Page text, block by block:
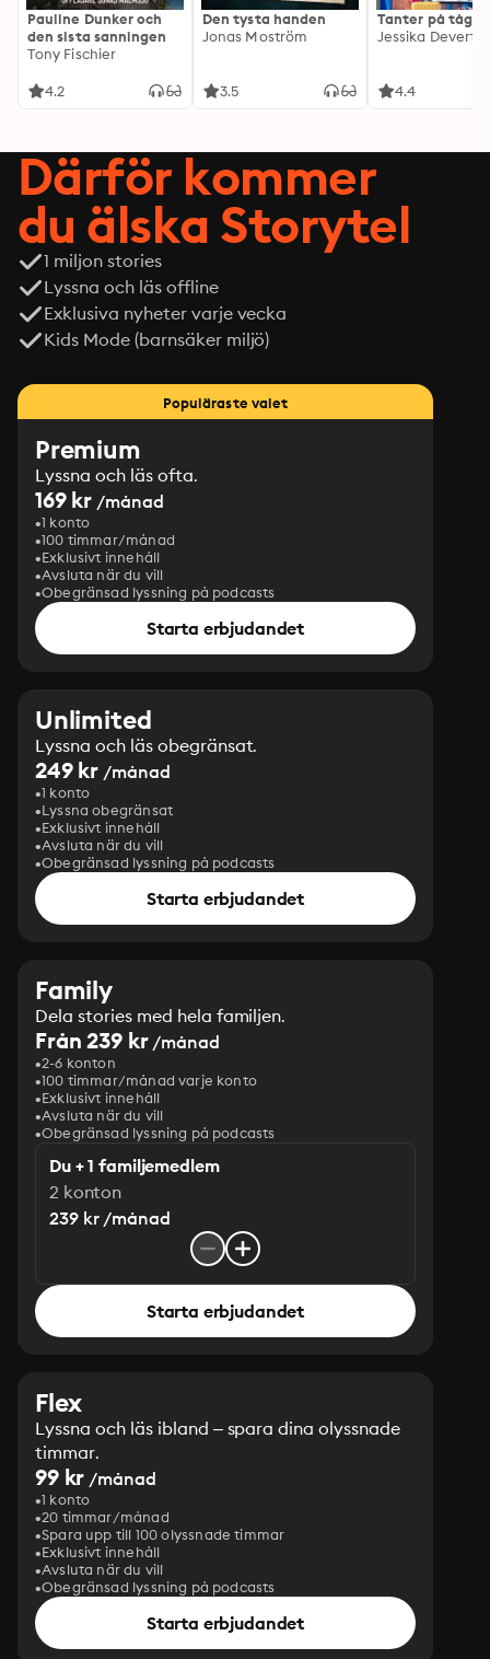
Pauline Dunker och
den sista sanningen
Tony Fischier
4.2
Den tysta handen
Jonas Moström
3.5
Tanter på tåg
Jessika Devert
4.4
Därför kommer
du älska Storytel
1 miljon stories
Lyssna och läs offline
Exklusiva nyheter varje vecka
Kids Mode (barnsäker miljö)
Populäraste valet
Premium
Lyssna och läs ofta.
169 kr /månad
1 konto
100 timmar/månad
Exklusivt innehåll
Avsluta när du vill
Obegränsad lyssning på podcasts
Starta erbjudandet
Unlimited
Lyssna och läs obegränsat.
249 kr /månad
1 konto
Lyssna obegränsat
Exklusivt innehåll
Avsluta när du vill
Obegränsad lyssning på podcasts
Starta erbjudandet
Family
Dela stories med hela familjen.
Från 239 kr/månad
2-6 konton
100 timmar/månad varje konto
Exklusivt innehåll
Avsluta när du vill
Obegränsad lyssning på podcasts
Du + 1 familjemedlem
2 konton
239 kr /månad
Starta erbjudandet
Flex
Lyssna och läs ibland – spara dina olyssnade
timmar.
99 kr /månad
1 konto
20 timmar/månad
Spara upp till 100 olyssnade timmar
Exklusivt innehåll
Avsluta när du vill
Obegränsad lyssning på podcasts
Starta erbjudandet